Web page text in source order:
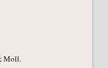
Moll.